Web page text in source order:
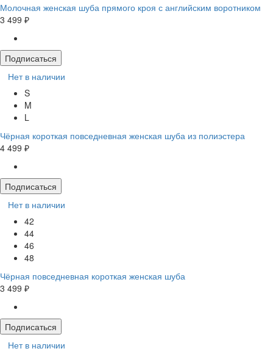
Молочная женская шуба прямого кроя с английским воротником
3 499 ₽
Подписаться
Нет в наличии
S
M
L
Чёрная короткая повседневная женская шуба из полиэстера
4 499 ₽
Подписаться
Нет в наличии
42
44
46
48
Чёрная повседневная короткая женская шуба
3 499 ₽
Подписаться
Нет в наличии